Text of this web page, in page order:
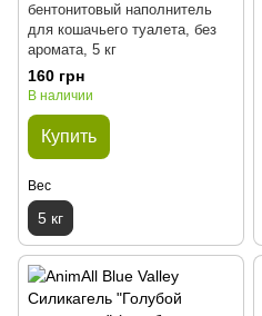
бентонитовый наполнитель
для кошачьего туалета, без
аромата, 5 кг
160 грн
В наличии
Купить
Вес
5 кг